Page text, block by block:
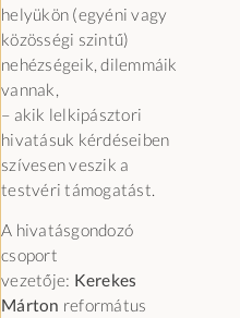
helyükön (egyéni vagy
közösségi szintű)
nehézségeik, dilemmáik
vannak,
– akik lelkipásztori
hivatásuk kérdéseiben
szívesen veszik a
testvéri támogatást.
A hivatásgondozó
csoport
vezetője: Kerekes
Márton református